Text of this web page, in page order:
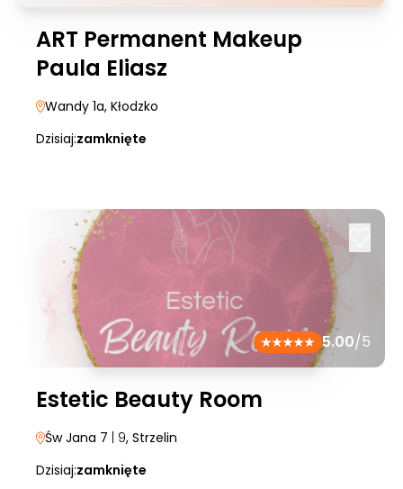
ART Permanent Makeup
Paula Eliasz
Wandy 1a, Kłodzko
Dzisiaj:zamknięte
5.00/5
Estetic Beauty Room
Św Jana 7 | 9, Strzelin
Dzisiaj:zamknięte